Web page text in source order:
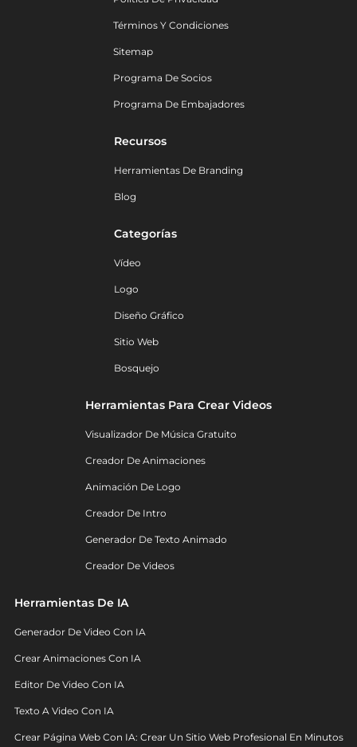
Términos Y Condiciones
Sitemap
Programa De Socios
Programa De Embajadores
Recursos
Herramientas De Branding
Blog
Categorías
Vídeo
Logo
Diseño Gráfico
Sitio Web
Bosquejo
Herramientas Para Crear Videos
Visualizador De Música Gratuito
Creador De Animaciones
Animación De Logo
Creador De Intro
Generador De Texto Animado
Creador De Videos
Herramientas De IA
Generador De Video Con IA
Crear Animaciones Con IA
Editor De Video Con IA
Texto A Video Con IA
Crear Página Web Con IA: Crear Un Sitio Web Profesional En Minutos